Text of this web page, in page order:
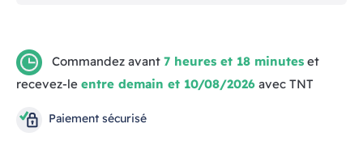
Commandez avant 7 heures et 18 minutes et
recevez-le entre demain et 10/08/2026 avec TNT
Paiement sécurisé